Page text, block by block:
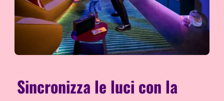
Sincronizza le luci con la